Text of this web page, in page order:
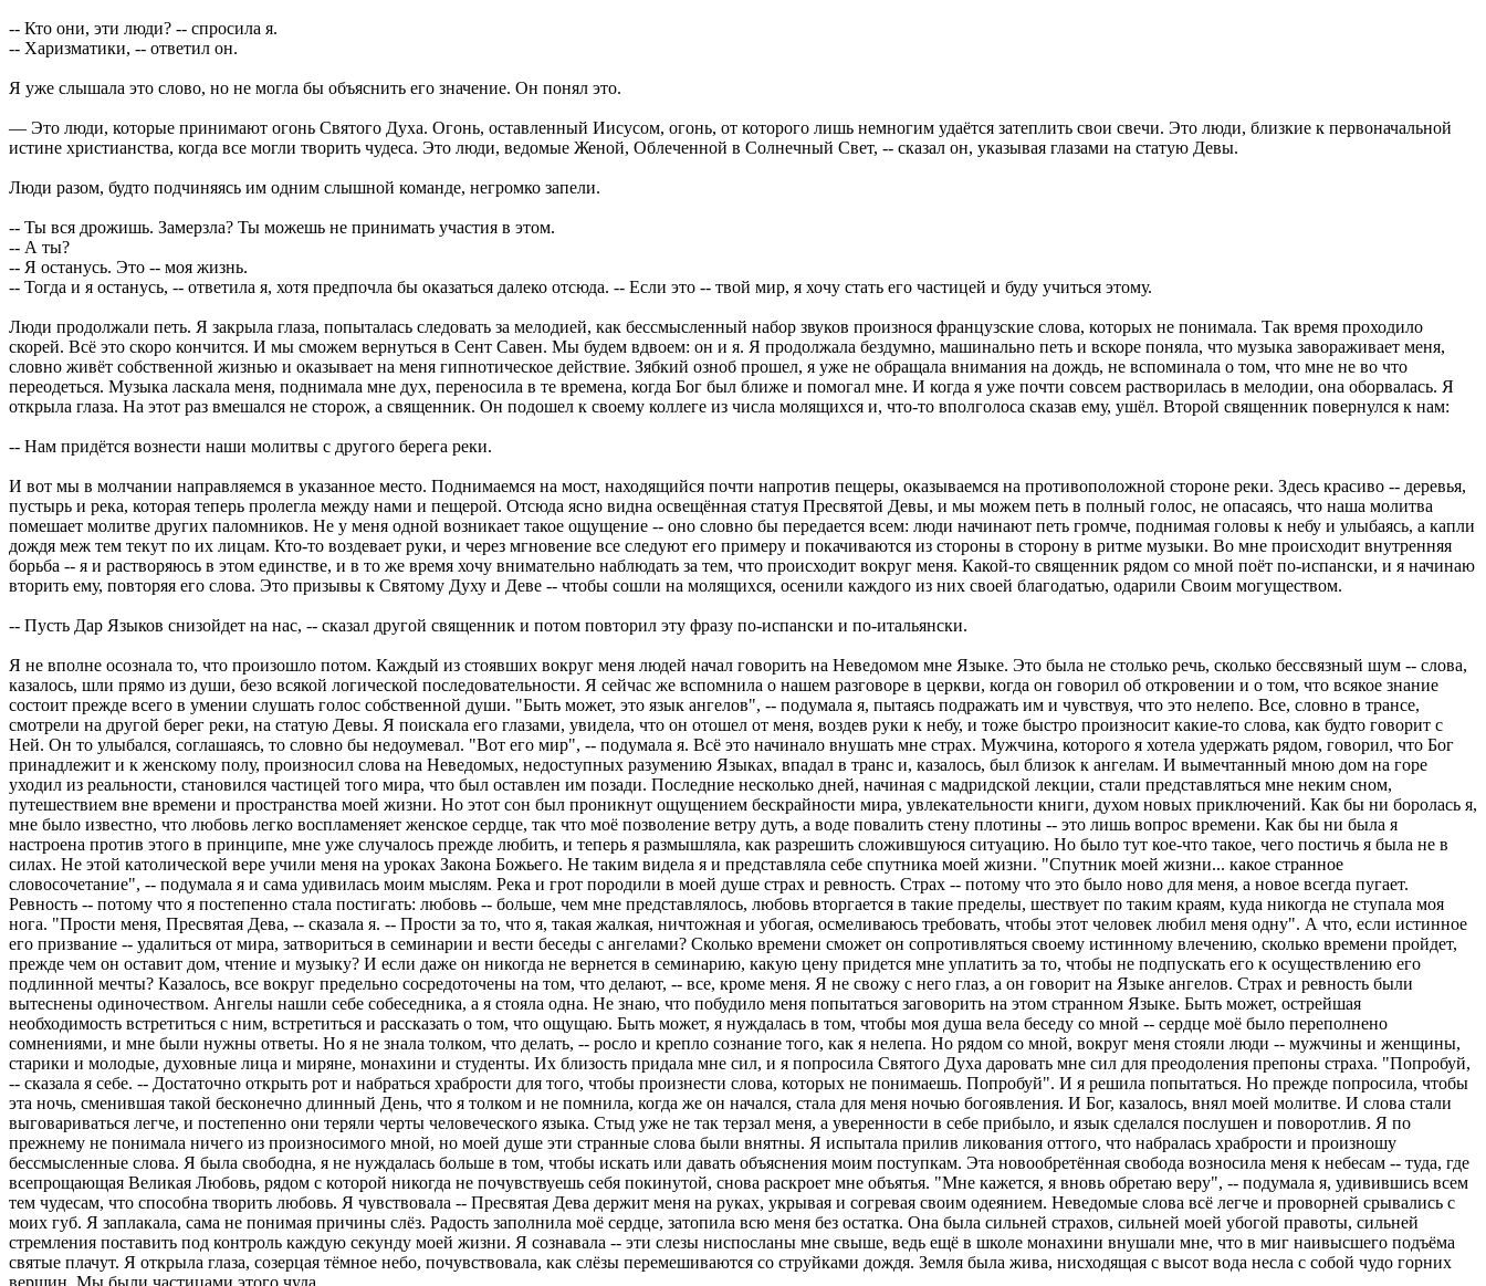
-- Кто они, эти люди? -- спросила я.
-- Харизматики, -- ответил он.
Я уже слышала это слово, но не могла бы объяснить его значение. Он понял это.
— Это люди, которые принимают огонь Святого Духа. Огонь, оставленный Иисусом, огонь, от которого лишь немногим удаётся затеплить свои свечи. Это люди, близкие к первоначальной
истине христианства, когда все могли творить чудеса. Это люди, ведомые Женой, Облеченной в Солнечный Свет, -- сказал он, указывая глазами на статую Девы.
Люди разом, будто подчиняясь им одним слышной команде, негромко запели.
-- Ты вся дрожишь. Замерзла? Ты можешь не принимать участия в этом.
-- А ты?
-- Я останусь. Это -- моя жизнь.
-- Тогда и я останусь, -- ответила я, хотя предпочла бы оказаться далеко отсюда. -- Если это -- твой мир, я хочу стать его частицей и буду учиться этому.
Люди продолжали петь. Я закрыла глаза, попыталась следовать за мелодией, как бессмысленный набор звуков произнося французские слова, которых не понимала. Так время проходило
скорей. Всё это скоро кончится. И мы сможем вернуться в Сент Савен. Мы будем вдвоем: он и я. Я продолжала бездумно, машинально петь и вскоре поняла, что музыка завораживает меня,
словно живёт собственной жизнью и оказывает на меня гипнотическое действие. Зябкий озноб прошел, я уже не обращала внимания на дождь, не вспоминала о том, что мне не во что
переодеться. Музыка ласкала меня, поднимала мне дух, переносила в те времена, когда Бог был ближе и помогал мне. И когда я уже почти совсем растворилась в мелодии, она оборвалась. Я
открыла глаза. На этот раз вмешался не сторож, а священник. Он подошел к своему коллеге из числа молящихся и, что-то вполголоса сказав ему, ушёл. Второй священник повернулся к нам:
-- Нам придётся вознести наши молитвы с другого берега реки.
И вот мы в молчании направляемся в указанное место. Поднимаемся на мост, находящийся почти напротив пещеры, оказываемся на противоположной стороне реки. Здесь красиво -- деревья,
пустырь и река, которая теперь пролегла между нами и пещерой. Отсюда ясно видна освещённая статуя Пресвятой Девы, и мы можем петь в полный голос, не опасаясь, что наша молитва
помешает молитве других паломников. Не у меня одной возникает такое ощущение -- оно словно бы передается всем: люди начинают петь громче, поднимая головы к небу и улыбаясь, а капли
дождя меж тем текут по их лицам. Кто-то воздевает руки, и через мгновение все следуют его примеру и покачиваются из стороны в сторону в ритме музыки. Во мне происходит внутренняя
борьба -- я и растворяюсь в этом единстве, и в то же время хочу внимательно наблюдать за тем, что происходит вокруг меня. Какой-то священник рядом со мной поёт по-испански, и я начинаю
вторить ему, повторяя его слова. Это призывы к Святому Духу и Деве -- чтобы сошли на молящихся, осенили каждого из них своей благодатью, одарили Своим могуществом.
-- Пусть Дар Языков снизойдет на нас, -- сказал другой священник и потом повторил эту фразу по-испански и по-итальянски.
Я не вполне осознала то, что произошло потом. Каждый из стоявших вокруг меня людей начал говорить на Неведомом мне Языке. Это была не столько речь, сколько бессвязный шум -- слова,
казалось, шли прямо из души, безо всякой логической последовательности. Я сейчас же вспомнила о нашем разговоре в церкви, когда он говорил об откровении и о том, что всякое знание
состоит прежде всего в умении слушать голос собственной души. "Быть может, это язык ангелов", -- подумала я, пытаясь подражать им и чувствуя, что это нелепо. Все, словно в трансе,
смотрели на другой берег реки, на статую Девы. Я поискала его глазами, увидела, что он отошел от меня, воздев руки к небу, и тоже быстро произносит какие-то слова, как будто говорит с
Ней. Он то улыбался, соглашаясь, то словно бы недоумевал. "Вот его мир", -- подумала я. Всё это начинало внушать мне страх. Мужчина, которого я хотела удержать рядом, говорил, что Бог
принадлежит и к женскому полу, произносил слова на Неведомых, недоступных разумению Языках, впадал в транс и, казалось, был близок к ангелам. И вымечтанный мною дом на горе
уходил из реальности, становился частицей того мира, что был оставлен им позади. Последние несколько дней, начиная с мадридской лекции, стали представляться мне неким сном,
путешествием вне времени и пространства моей жизни. Но этот сон был проникнут ощущением бескрайности мира, увлекательности книги, духом новых приключений. Как бы ни боролась я,
мне было известно, что любовь легко воспламеняет женское сердце, так что моё позволение ветру дуть, а воде повалить стену плотины -- это лишь вопрос времени. Как бы ни была я
настроена против этого в принципе, мне уже случалось прежде любить, и теперь я размышляла, как разрешить сложившуюся ситуацию. Но было тут кое-что такое, чего постичь я была не в
силах. Не этой католической вере учили меня на уроках Закона Божьего. Не таким видела я и представляла себе спутника моей жизни. "Спутник моей жизни... какое странное
словосочетание", -- подумала я и сама удивилась моим мыслям. Река и грот породили в моей душе страх и ревность. Страх -- потому что это было ново для меня, а новое всегда пугает.
Ревность -- потому что я постепенно стала постигать: любовь -- больше, чем мне представлялось, любовь вторгается в такие пределы, шествует по таким краям, куда никогда не ступала моя
нога. "Прости меня, Пресвятая Дева, -- сказала я. -- Прости за то, что я, такая жалкая, ничтожная и убогая, осмеливаюсь требовать, чтобы этот человек любил меня одну". А что, если истинное
его призвание -- удалиться от мира, затвориться в семинарии и вести беседы с ангелами? Сколько времени сможет он сопротивляться своему истинному влечению, сколько времени пройдет,
прежде чем он оставит дом, чтение и музыку? И если даже он никогда не вернется в семинарию, какую цену придется мне уплатить за то, чтобы не подпускать его к осуществлению его
подлинной мечты? Казалось, все вокруг предельно сосредоточены на том, что делают, -- все, кроме меня. Я не свожу с него глаз, а он говорит на Языке ангелов. Страх и ревность были
вытеснены одиночеством. Ангелы нашли себе собеседника, а я стояла одна. Не знаю, что побудило меня попытаться заговорить на этом странном Языке. Быть может, острейшая
необходимость встретиться с ним, встретиться и рассказать о том, что ощущаю. Быть может, я нуждалась в том, чтобы моя душа вела беседу со мной -- сердце моё было переполнено
сомнениями, и мне были нужны ответы. Но я не знала толком, что делать, -- росло и крепло сознание того, как я нелепа. Но рядом со мной, вокруг меня стояли люди -- мужчины и женщины,
старики и молодые, духовные лица и миряне, монахини и студенты. Их близость придала мне сил, и я попросила Святого Духа даровать мне сил для преодоления препоны страха. "Попробуй,
-- сказала я себе. -- Достаточно открыть рот и набраться храбрости для того, чтобы произнести слова, которых не понимаешь. Попробуй". И я решила попытаться. Но прежде попросила, чтобы
эта ночь, сменившая такой бесконечно длинный День, что я толком и не помнила, когда же он начался, стала для меня ночью богоявления. И Бог, казалось, внял моей молитве. И слова стали
выговариваться легче, и постепенно они теряли черты человеческого языка. Стыд уже не так терзал меня, а уверенности в себе прибыло, и язык сделался послушен и поворотлив. Я по
прежнему не понимала ничего из произносимого мной, но моей душе эти странные слова были внятны. Я испытала прилив ликования оттого, что набралась храбрости и произношу
бессмысленные слова. Я была свободна, я не нуждалась больше в том, чтобы искать или давать объяснения моим поступкам. Эта новообретённая свобода возносила меня к небесам -- туда, где
всепрощающая Великая Любовь, рядом с которой никогда не почувствуешь себя покинутой, снова раскроет мне объятья. "Мне кажется, я вновь обретаю веру", -- подумала я, удивившись всем
тем чудесам, что способна творить любовь. Я чувствовала -- Пресвятая Дева держит меня на руках, укрывая и согревая своим одеянием. Неведомые слова всё легче и проворней срывались с
моих губ. Я заплакала, сама не понимая причины слёз. Радость заполнила моё сердце, затопила всю меня без остатка. Она была сильней страхов, сильней моей убогой правоты, сильней
стремления поставить под контроль каждую секунду моей жизни. Я сознавала -- эти слезы ниспосланы мне свыше, ведь ещё в школе монахини внушали мне, что в миг наивысшего подъёма
святые плачут. Я открыла глаза, созерцая тёмное небо, почувствовала, как слёзы перемешиваются со струйками дождя. Земля была жива, нисходящая с высот вода несла с собой чудо горних
вершин. Мы были частицами этого чуда.